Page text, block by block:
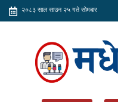
२०८३ साल साउन २५ गते सोमबार